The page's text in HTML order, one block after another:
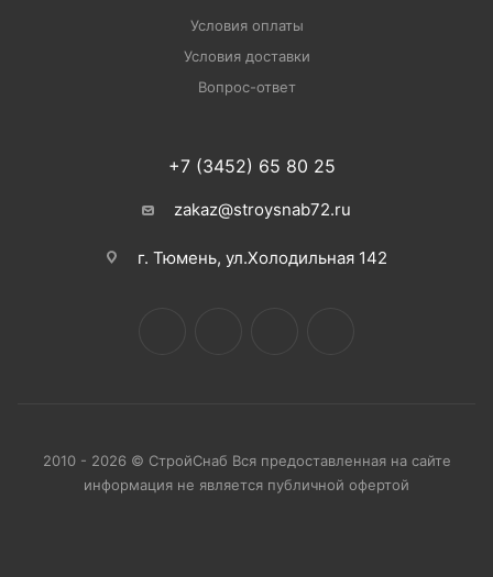
Условия оплаты
Условия доставки
Вопрос-ответ
+7 (3452) 65 80 25
zakaz@stroysnab72.ru
г. Тюмень, ул.Холодильная 142
2010 - 2026 © СтройСнаб Вся предоставленная на сайте
информация не является публичной офертой